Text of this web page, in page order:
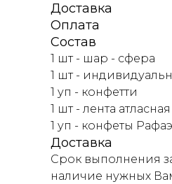
Доставка
Оплата
Состав
1 шт - шар - сфера
1 шт -
1 уп - конфетти
1 шт - лента атласная
1 уп - конфеты
Доставка
Срок выполнения
наличие нужных